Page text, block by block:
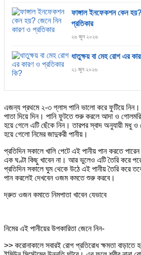
ফাঙ্গাল ইনফেকশন কেন
প্রতিকার
২৬ জুন ২০২৬
ধাতুক্ষয় বা মেহ রোগ এর
২১ জুন ২০২৬
এজন্য প্রথমে ২-৩ গ্লাস পানি ভালো করে ফুটিয়ে নিন।
পাতা দিয়ে দিন। পানি ফুটতে শুরু করলে আদা ও
হয়ে গেলে এটি ছেঁকে নিন। তারপর স্বাদ অনুযায়ী মধু ও
হয়ে গেলো নিমের জাদুকরী পানীয়।
প্রতিদিন সকালে খালি পেটে এই পানীয় পান করতে
এক ঘণ্টা কিছু খাবেন না। আর ভুলেও এটি তৈরি করে
প্রতিদিন সকালে ঘুম থেকে উঠে এই পানীয় তৈরি করে
পান করলেই দেখবেন ওজম কমতে শুরু করবে।
দ্রুত ওজন কমাতে নিমপাতা খাবেন যেভাবে
নিমের এই পানীয়ের উপকারিতা জেনে নিন-
>> করোনাকালে সবারই রোগ প্রতিরোধ ক্ষমতা বাড়াতে